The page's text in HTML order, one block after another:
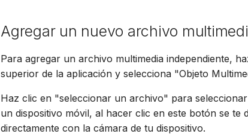
日本
Agregar un nuevo archivo
Para agregar un archivo multimedia independiente,
superior de la aplicación y selecciona "Objeto
Haz clic en "seleccionar un archivo" para
un dispositivo móvil, al hacer clic en este botón se te
directamente con la cámara de tu dispositivo.